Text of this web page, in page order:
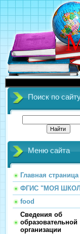
Поиск по
Меню сайта
Главная страница
ФГИС "МОЯ
food
Сведения об
образовательной
организации